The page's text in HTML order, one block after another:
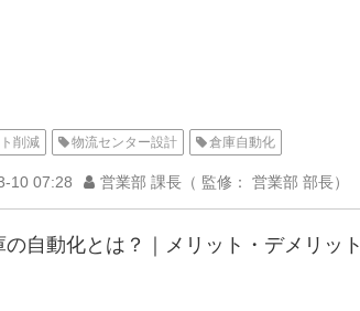
削減 物流センター設計 倉庫自動化
10 07:28 営業部 課長（ 監修： 営業部 部長）
の自動化とは？｜メリット・デメリッ